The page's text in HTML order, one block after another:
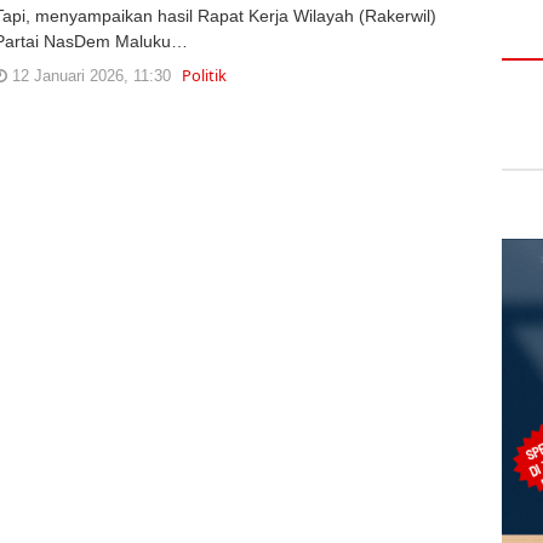
menyampaikan hasil Rapat Kerja Wilayah (Rakerwil)
NasDem Maluku…
12 Januari 2026, 11:30 Politik